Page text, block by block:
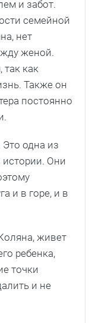
и забот.
семейной
нет
женой.
так как
Также он
постоянно
одна из
истории. Они
и в горе, и в
живет
ребенка,
точки
и не